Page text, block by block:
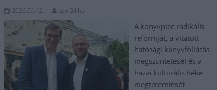
2026.06.12. szol24.hu
A könyvpiac radikális
reformját, a vitatott
hatósági könyvfóliázás
megszüntetését és a
hazai kulturális béke
megteremtését